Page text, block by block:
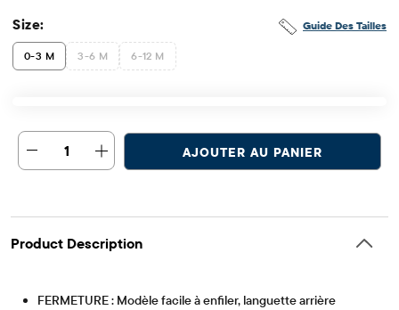
Guide Des Tailles
Size:
0-3 M 3-6 M 6-12 M
1 AJOUTER AU PANIER
Product Description
FERMETURE : Modèle facile à enfiler, languette arrière